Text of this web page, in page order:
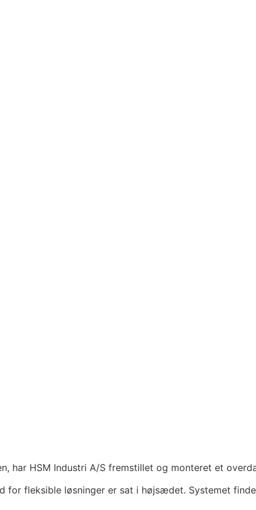
har HSM Indu­stri A/S fremstillet og monteret et
for fleksible løsninger er sat i højsædet. Systemet